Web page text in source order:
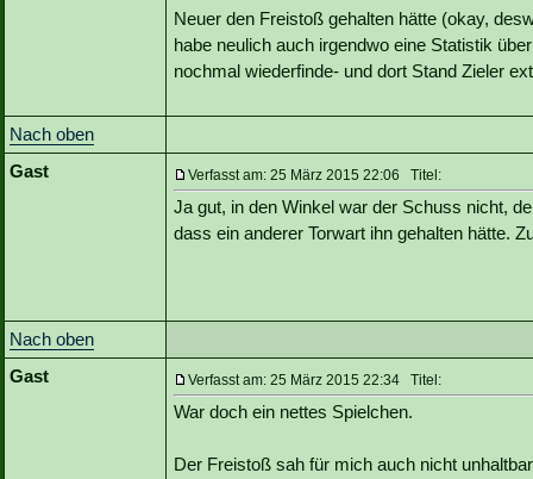
Neuer den Freistoß gehalten hätte (okay,
habe neulich auch irgendwo eine Statistik
nochmal wiederfinde- und dort Stand Zieler
Nach oben
Gast
Verfasst am: 25 März 2015 22:06 Titel:
Ja gut, in den Winkel war der Schuss nicht,
dass ein anderer Torwart ihn gehalten hätte.
Nach oben
Gast
Verfasst am: 25 März 2015 22:34 Titel:
War doch ein nettes Spielchen.
Der Freistoß sah für mich auch nicht